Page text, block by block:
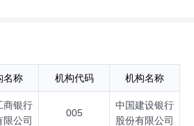
名称 机构代码 机构名称
商银行
限公司
005
中国建设银行
股份有限公司